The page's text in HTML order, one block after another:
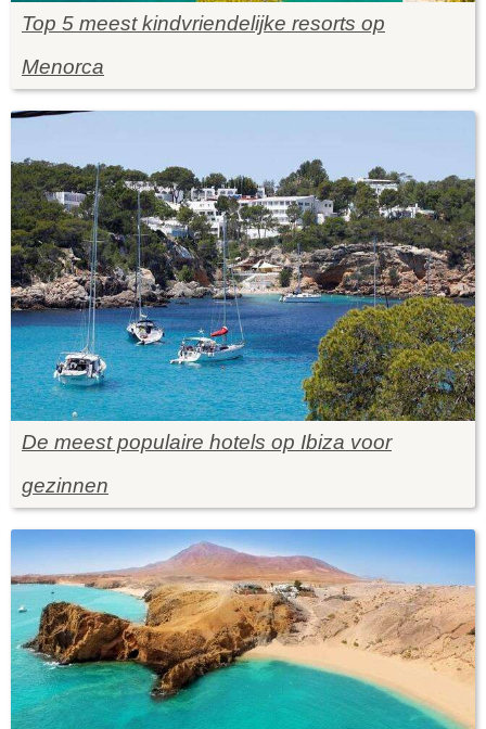
Top 5 meest kindvriendelijke resorts op
Menorca
De meest populaire hotels op Ibiza voor
gezinnen